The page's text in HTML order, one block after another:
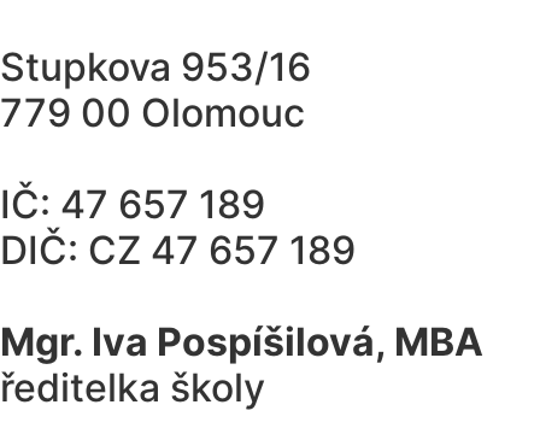
Stupkova 953/16
779 00 Olomouc
IČ: 47 657 189
DIČ: CZ 47 657 189
Mgr. Iva Pospíšilová, MBA
ředitelka školy